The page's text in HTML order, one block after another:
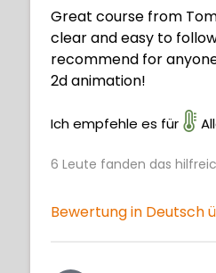
Great course from
clear and easy to
recommend for
2d animation!
Ich empfehle es für
6 Leute fanden das
Bewertung in Deutsch